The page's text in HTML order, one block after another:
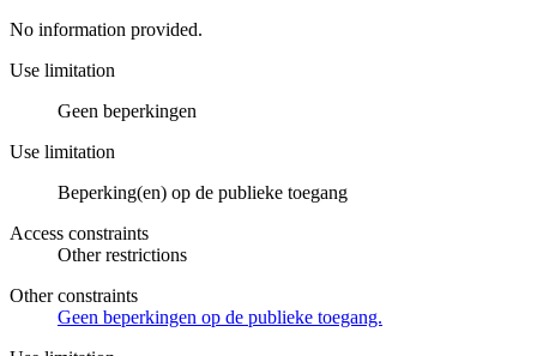
No information provided.
Use limitation
Geen beperkingen
Use limitation
Beperking(en) op de publieke toegang
Access constraints
Other restrictions
Other constraints
Geen beperkingen op de publieke toegang.